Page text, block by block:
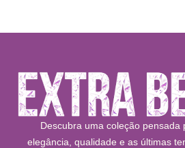
Descubra uma coleção pensada
elegância, qualidade e as últimas